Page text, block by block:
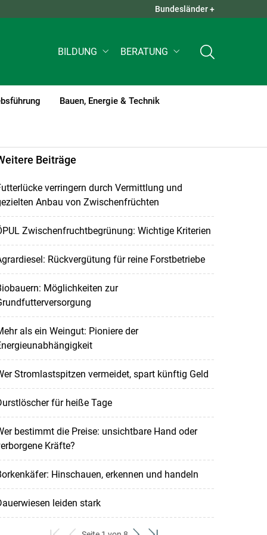
QUICK LINKS +
Bundesländer +
BILDUNG BERATUNG
Bauen, Energie & Technik
Beiträge
verringern durch Vermittlung und
Anbau von Zwischenfrüchten
Zwischenfruchtbegrünung: Wichtige Kriterien
Rückvergütung für reine Forstbetriebe
Möglichkeiten zur
als ein Weingut: Pioniere der
Stromlastspitzen vermeidet, spart künftig Geld
für heiße Tage
bestimmt die Preise: unsichtbare Hand oder
Kräfte?
Hinschauen, erkennen und handeln
leiden stark